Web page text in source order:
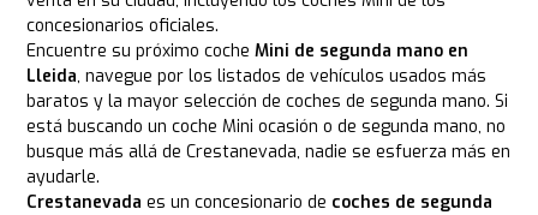
concesionarios oficiales.
Encuentre su próximo cocheMini de segunda mano en
Lleida, navegue por los listados de vehículos usados más
baratos y la mayor selección de coches de segunda mano. Si
está buscando un coche Mini ocasión o de segunda mano, no
busque más allá de Crestanevada, nadie se esfuerza más en
ayudarle.
Crestanevada es un concesionario de coches de segunda